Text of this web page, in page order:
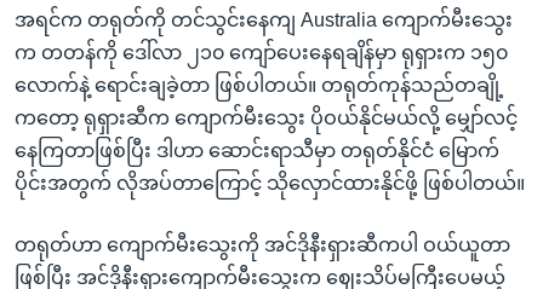
အရင်က တရုတ်ကို တင်သွင်းနေကျ Australia ကျောက်မီးသွေး
က တတန်ကို ဒေါ်လာ ၂၁၀ ကျော်ပေးနေရချိန်မှာ ရုရှားက ၁၅၀
လောက်နဲ့ ရောင်းချခဲ့တာ ဖြစ်ပါတယ်။ တရုတ်ကုန်သည်တချို့
ကတော့ ရုရှားဆီက ကျောက်မီးသွေး ပိုဝယ်နိုင်မယ်လို့ မျှော်လင့်
နေကြတာဖြစ်ပြီး ဒါဟာ ဆောင်းရာသီမှာ တရုတ်နိုင်ငံ မြောက်
ပိုင်းအတွက် လိုအပ်တာကြောင့် သိုလှောင်ထားနိုင်ဖို့ ဖြစ်ပါတယ်။
တရုတ်ဟာ ကျောက်မီးသွေးကို အင်ဒိုနီးရှားဆီကပါ ဝယ်ယူတာ
ဖြစ်ပြီး အင်ဒိုနီးရှားကျောက်မီးသွေးက ဈေးသိပ်မကြီးပေမယ့်